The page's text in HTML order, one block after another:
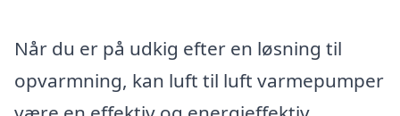
Når du er på udkig efter en løsning til
opvarmning, kan luft til luft varmepumper